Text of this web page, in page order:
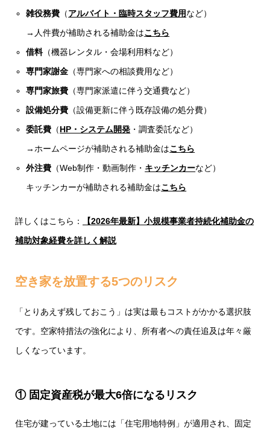
雑役務費 （アルバイト・臨時スタッフ費用など）
→人件費が補助される補助金はこちら
借料（機器レンタル・会場利用料など）
専門家謝金 （専門家への相談費用など）
専門家旅費 （専門家派遣に伴う交通費など）
設備処分費 （設備更新に伴う既存設備の処分費）
委託費 （HP・システム開発 ・調査委託など）
→ホームページが補助される補助金はこちら
外注費 （Web制作・動画制作・ キッチンカーなど）
キッチンカーが補助される補助金はこちら
詳しくはこちら：
【2026年最新】小規模事業者持続化補助金の
補助対象経費を詳しく解説
空き家を放置する5つのリスク
「とりあえず残しておこう」は実は最もコストがかかる選択肢
です。空家特措法の強化により、所有者への責任追及は年々厳
しくなっています。
① 固定資産税が最大6倍になるリスク
住宅が建っている土地には「住宅用地特例」が適用され、固定